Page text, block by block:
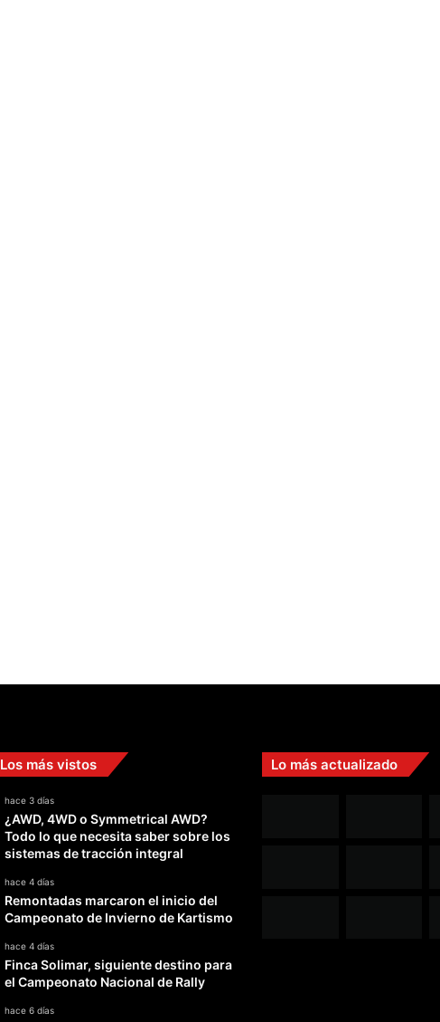
Los más vistos
hace 3 días
¿AWD, 4WD o Symmetrical AWD?
Todo lo que necesita saber sobre los
sistemas de tracción integral
hace 4 días
Remontadas marcaron el inicio del
Campeonato de Invierno de Kartismo
hace 4 días
Finca Solimar, siguiente destino para
el Campeonato Nacional de Rally
hace 6 días
Lo más actualizado